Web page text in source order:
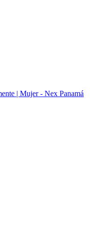
| Mujer - Nex Panamá